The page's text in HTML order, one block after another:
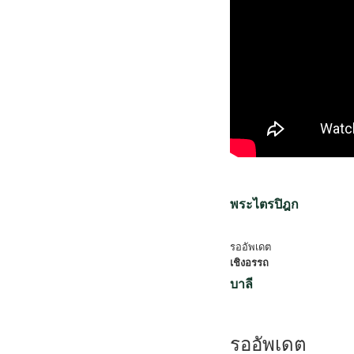
พระไตรปิฎก
รออัพเดต
เชิงอรรถ
บาลี
รออัพเดต